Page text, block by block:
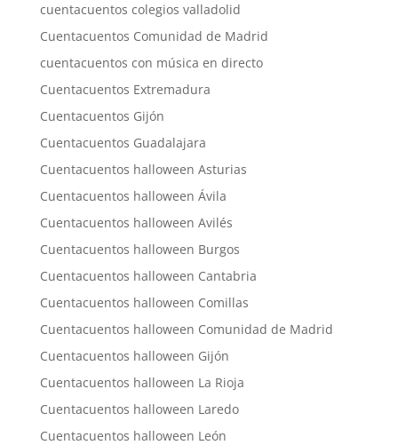
cuentacuentos colegios valladolid
Cuentacuentos Comunidad de Madrid
cuentacuentos con música en directo
Cuentacuentos Extremadura
Cuentacuentos Gijón
Cuentacuentos Guadalajara
Cuentacuentos halloween Asturias
Cuentacuentos halloween Ávila
Cuentacuentos halloween Avilés
Cuentacuentos halloween Burgos
Cuentacuentos halloween Cantabria
Cuentacuentos halloween Comillas
Cuentacuentos halloween Comunidad de Madrid
Cuentacuentos halloween Gijón
Cuentacuentos halloween La Rioja
Cuentacuentos halloween Laredo
Cuentacuentos halloween León